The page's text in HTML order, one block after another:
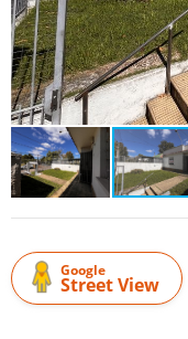
Google
Street View